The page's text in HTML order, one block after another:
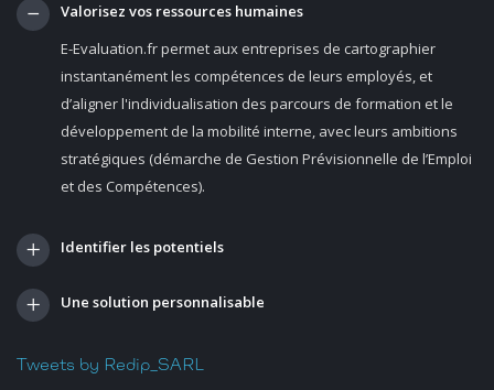
Valorisez vos ressources humaines
E-Evaluation.fr permet aux entreprises de cartographier
instantanément les compétences de leurs employés, et
d’aligner l'individualisation des parcours de formation et le
développement de la mobilité interne, avec leurs ambitions
stratégiques (démarche de Gestion Prévisionnelle de l’Emploi
et des Compétences).
Identifier les potentiels
Une solution personnalisable
Tweets by Redip_SARL